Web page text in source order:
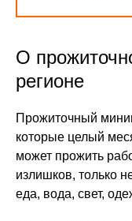
О
регионе
Прожиточный
которые целый
может прожить
излишков, только
еда, вода, свет,